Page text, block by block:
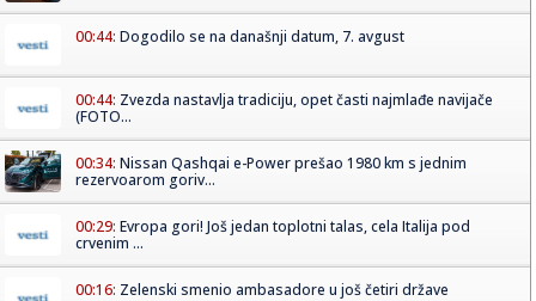
00:44: Dogodilo se na današnji datum, 7. avgust
00:44: Zvezda nastavlja tradiciju, opet časti najmlađe navijače
(FOTO...
00:34: Nissan Qashqai e-Power prešao 1980 km s jednim
rezervoarom goriv...
00:29: Evropa gori! Još jedan toplotni talas, cela Italija pod
crvenim ...
00:16: Zelenski smenio ambasadore u još četiri države